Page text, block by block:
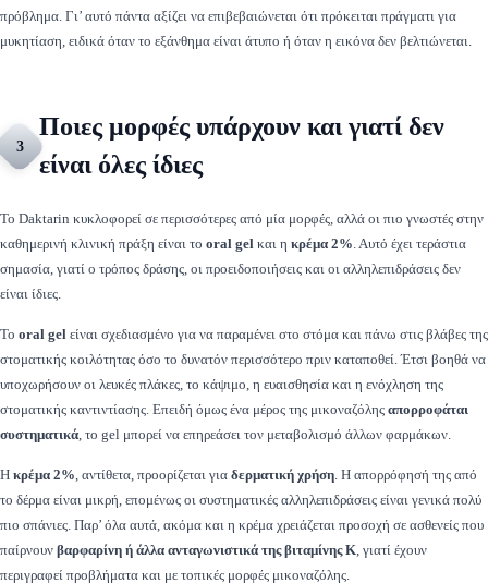
πρόβλημα. Γι’ αυτό πάντα αξίζει να επιβεβαιώνεται ότι πρόκειται πράγματι για
μυκητίαση, ειδικά όταν το εξάνθημα είναι άτυπο ή όταν η εικόνα δεν βελτιώνεται.
3
Ποιες μορφές υπάρχουν και γιατί δεν
είναι όλες ίδιες
Το Daktarin κυκλοφορεί σε περισσότερες από μία μορφές, αλλά οι πιο γνωστές στην
καθημερινή κλινική πράξη είναι το oral gel και η κρέμα 2%. Αυτό έχει τεράστια
σημασία, γιατί ο τρόπος δράσης, οι προειδοποιήσεις και οι αλληλεπιδράσεις δεν
είναι ίδιες.
Το oral gel είναι σχεδιασμένο για να παραμένει στο στόμα και πάνω στις βλάβες της
στοματικής κοιλότητας όσο το δυνατόν περισσότερο πριν καταποθεί. Έτσι βοηθά να
υποχωρήσουν οι λευκές πλάκες, το κάψιμο, η ευαισθησία και η ενόχληση της
στοματικής καντιντίασης. Επειδή όμως ένα μέρος της μικοναζόλης απορροφάται
συστηματικά, το gel μπορεί να επηρεάσει τον μεταβολισμό άλλων φαρμάκων.
Η κρέμα 2%, αντίθετα, προορίζεται για δερματική χρήση. Η απορρόφησή της από
το δέρμα είναι μικρή, επομένως οι συστηματικές αλληλεπιδράσεις είναι γενικά πολύ
πιο σπάνιες. Παρ’ όλα αυτά, ακόμα και η κρέμα χρειάζεται προσοχή σε ασθενείς που
παίρνουν βαρφαρίνη ή άλλα ανταγωνιστικά της βιταμίνης Κ, γιατί έχουν
περιγραφεί προβλήματα και με τοπικές μορφές μικοναζόλης.